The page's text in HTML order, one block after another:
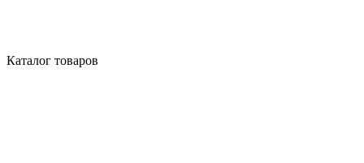
Каталог товаров